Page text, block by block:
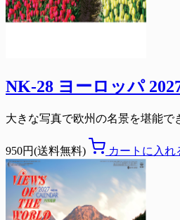
NK-28 ヨーロッパ
大きな写真で欧州の名景を堪能で
950円(送料無料) カートに入れ